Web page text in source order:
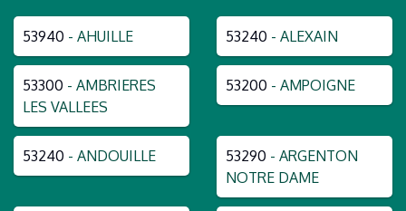
53940 - AHUILLE 53240 - ALEXAIN
53300 - AMBRIERES
LES VALLEES
53200 - AMPOIGNE
53240 - ANDOUILLE 53290 - ARGENTON
NOTRE DAME